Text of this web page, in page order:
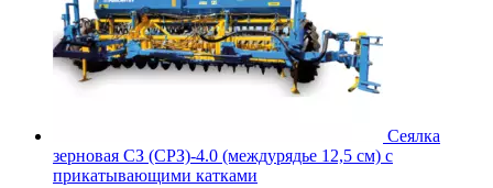
Сеялка
зерновая СЗ (СРЗ)-4.0 (междурядье 12,5 см) с
прикатывающими катками